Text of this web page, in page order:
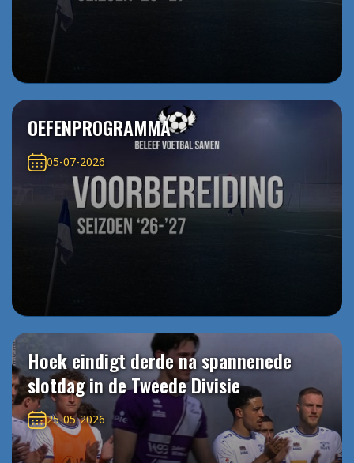
OEFENPROGRAMMA
05-07-2026
Hoek eindigt derde na spannenede
slotdag in de Tweede Divisie
25-05-2026